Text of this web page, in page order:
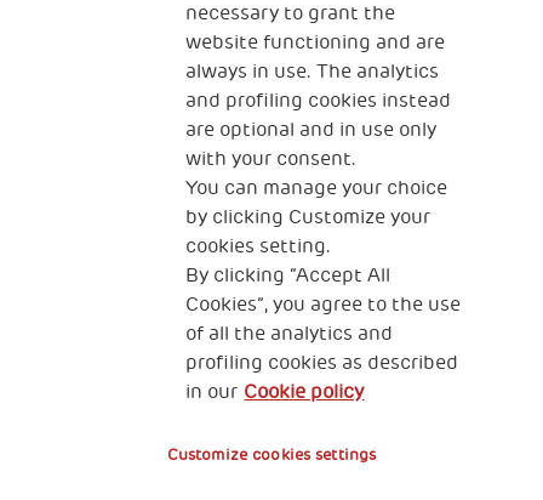
Fondazione Generali
The Human Safety Net Ente Filantropico
2, Piazza Duca degli Abruzzi 34132
Trieste Italy
Privacy & GDPR Cookies’ policy
necessary to grant the
website functioning and are
always in use. The analytics
and profiling cookies instead
are optional and in use only
with your consent.
You can manage your choice
by clicking Customize your
cookies setting.
By clicking “Accept All
Cookies”, you agree to the use
of all the analytics and
profiling cookies as described
in our Cookie policy
Customize cookies settings